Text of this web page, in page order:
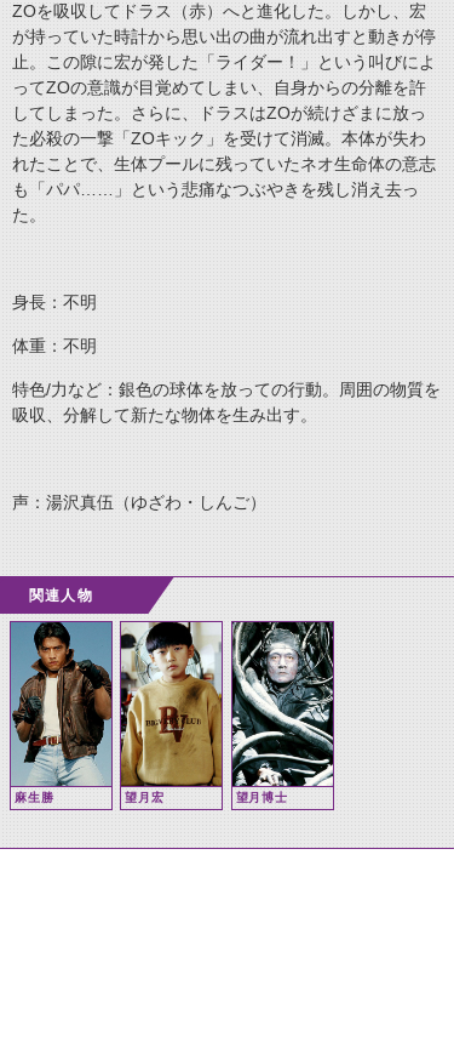
ZOを吸収してドラス（赤）へと進化した。しかし、宏
が持っていた時計から思い出の曲が流れ出すと動きが停
止。この隙に宏が発した「ライダー！」という叫びによ
ってZOの意識が目覚めてしまい、自身からの分離を許
してしまった。さらに、ドラスはZOが続けざまに放っ
た必殺の一撃「ZOキック」を受けて消滅。本体が失わ
れたことで、生体プールに残っていたネオ生命体の意志
も「パパ……」という悲痛なつぶやきを残し消え去っ
た。
身長：不明
体重：不明
特色/力など：銀色の球体を放っての行動。周囲の物質を
吸収、分解して新たな物体を生み出す。
声：湯沢真伍（ゆざわ・しんご）
関連人物
麻生勝 望月宏 望月博士